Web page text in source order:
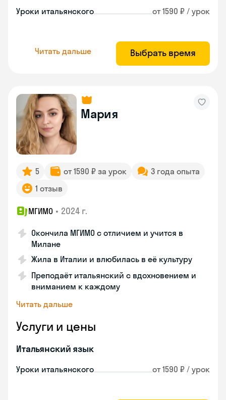
Уроки итальянского от 1590 ₽ / урок
Читать дальше Выбрать время
Мария
5 от 1590 ₽ за урок
3 года опыта
1 отзыв
МГИМО • 2024 г.
Окончила МГИМО с отличием и учится в
Милане
Жила в Италии и влюбилась в её культуру
Преподаёт итальянский с вдохновением и
вниманием к каждому
Читать дальше
Услуги и цены
Итальянский язык
Уроки итальянского от 1590 ₽ / урок